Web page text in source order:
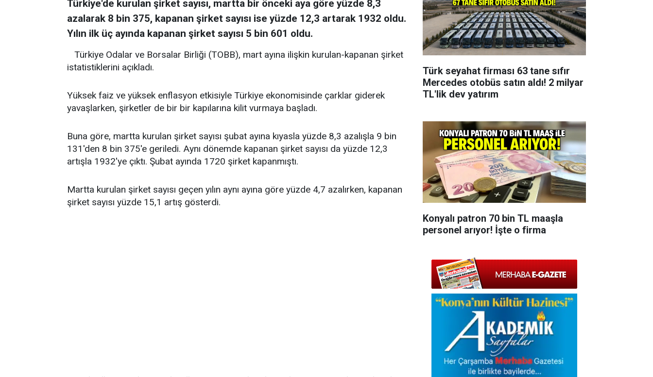
Türkiye'de kurulan şirket sayısı, martta bir önceki aya göre yüzde 8,3
azalarak 8 bin 375, kapanan şirket sayısı ise yüzde 12,3 artarak 1932 oldu.
Yılın ilk üç ayında kapanan şirket sayısı 5 bin 601 oldu.
Türkiye Odalar ve Borsalar Birliği (TOBB), mart ayına ilişkin kurulan-kapanan şirket
istatistiklerini açıkladı.
Yüksek faiz ve yüksek enflasyon etkisiyle Türkiye ekonomisinde çarklar giderek
yavaşlarken, şirketler de bir bir kapılarına kilit vurmaya başladı.
Buna göre, martta kurulan şirket sayısı şubat ayına kıyasla yüzde 8,3 azalışla 9 bin
131'den 8 bin 375'e geriledi. Aynı dönemde kapanan şirket sayısı da yüzde 12,3
artışla 1932'ye çıktı. Şubat ayında 1720 şirket kapanmıştı.
Martta kurulan şirket sayısı geçen yılın aynı ayına göre yüzde 4,7 azalırken, kapanan
şirket sayısı yüzde 15,1 artış gösterdi.
Türk seyahat firması 63 tane sıfır
Mercedes otobüs satın aldı! 2 milyar
TL'lik dev yatırım
Konyalı patron 70 bin TL maaşla
personel arıyor! İşte o firma